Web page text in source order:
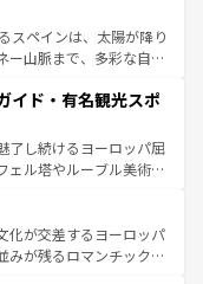
やアマルフィ海岸の絶
観光の合間には、本場の
ア料理を堪能することも
ない旅をしてみよう！
スペインは、太陽が降り
ー山脈まで、多彩な自然
フラメンコ、熱気あふ
生活の一部となってい
雰囲気や、バルセロナの
は古代ローマ遺跡や中世
なるスペインはその個
人を魅了する。 なお、新着のスペイン情報は コ
イド・有名観光スポ
了し続けるヨーロッパ屈
ェル塔やルーブル美術館
麗な宮殿、歴史的な大
な自然が、訪れる者を心
美食の国としても知ら
化が交差するヨーロッパ
みが残るロマンチック街